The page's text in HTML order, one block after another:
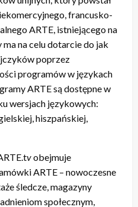
francusko-
ARTE, istniejącego na
ma na celu dotarcie do jak
poprzez
programów w językach
ARTE są dostępne w
wersjach językowych:
hiszpańskiej,
vobejmuje
ARTE – nowoczesne
śledcze, magazyny
społecznym,